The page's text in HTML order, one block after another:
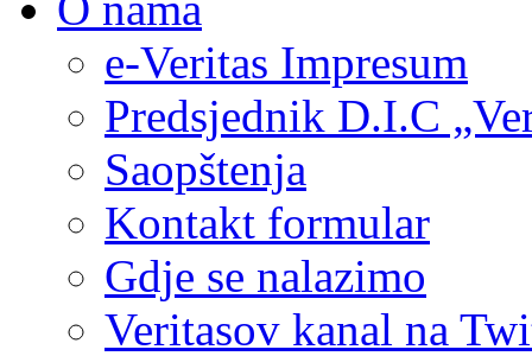
e-Veritas Impresum
Predsjednik D.I.C
Saopštenja
Kontakt formular
Gdje se nalazimo
Veritasov kanal na